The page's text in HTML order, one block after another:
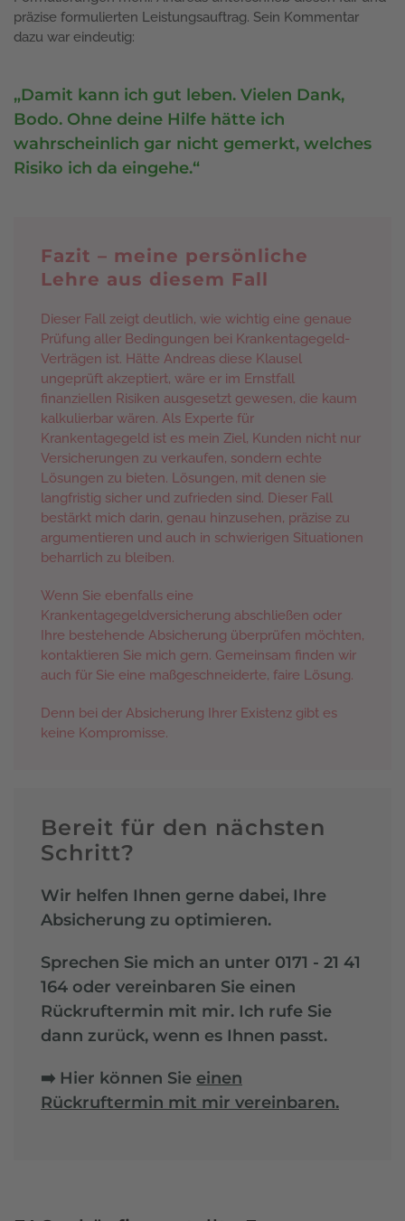
präzise formulierten Leistungsauftrag. Sein Kommentar
dazu war eindeutig:
„Damit kann ich gut leben. Vielen Dank,
Bodo. Ohne deine Hilfe hätte ich
wahrscheinlich gar nicht gemerkt, welches
Risiko ich da eingehe.“
Fazit – meine persönliche
Lehre aus diesem Fall
Dieser Fall zeigt deutlich, wie wichtig eine genaue
Prüfung aller Bedingungen bei Krankentagegeld-
Verträgen ist. Hätte Andreas diese Klausel
ungeprüft akzeptiert, wäre er im Ernstfall
finanziellen Risiken ausgesetzt gewesen, die kaum
kalkulierbar wären. Als Experte für
Krankentagegeld ist es mein Ziel, Kunden nicht nur
Versicherungen zu verkaufen, sondern echte
Lösungen zu bieten. Lösungen, mit denen sie
langfristig sicher und zufrieden sind. Dieser Fall
bestärkt mich darin, genau hinzusehen, präzise zu
argumentieren und auch in schwierigen Situationen
beharrlich zu bleiben.
Wenn Sie ebenfalls eine
Krankentagegeldversicherung abschließen oder
Ihre bestehende Absicherung überprüfen möchten,
kontaktieren Sie mich gern. Gemeinsam finden wir
auch für Sie eine maßgeschneiderte, faire Lösung.
Denn bei der Absicherung Ihrer Existenz gibt es
keine Kompromisse.
Bereit für den nächsten
Schritt?
Wir helfen Ihnen gerne dabei, Ihre
Absicherung zu optimieren.
Sprechen Sie mich an unter 0171 - 21 41
164 oder vereinbaren Sie einen
Rückruftermin mit mir. Ich rufe Sie
dann zurück, wenn es Ihnen passt.
➡️ Hier können Sie einen
Rückruftermin mit mir vereinbaren.